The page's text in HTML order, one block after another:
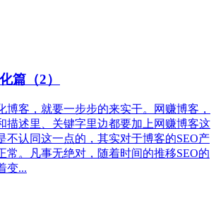
篇（2）
博客，就要一步步的来实干。网赚博客，
描述里、关键字里边都要加上网赚博客这
不认同这一点的，其实对于博客的SEO产
常。凡事无绝对，随着时间的推移SEO的
变...